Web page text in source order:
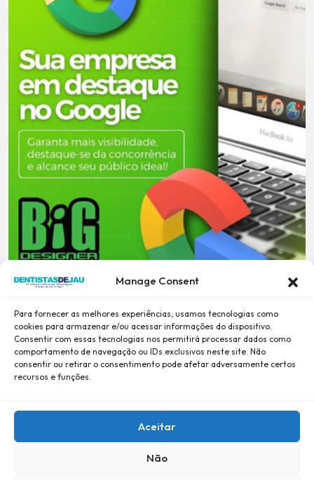
Manage Consent
Para fornecer as melhores experiências, usamos tecnologias como
cookies para armazenar e/ou acessar informações do dispositivo.
Consentir com essas tecnologias nos permitirá processar dados como
comportamento de navegação ou IDs exclusivos neste site. Não
consentir ou retirar o consentimento pode afetar adversamente certos
recursos e funções.
Aceitar
Não